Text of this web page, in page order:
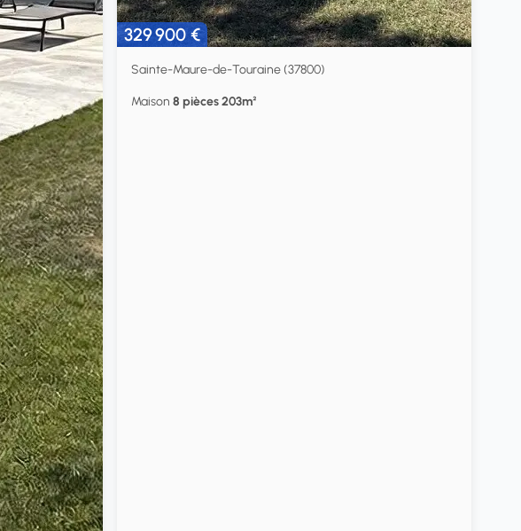
329 900 €
Sainte-Maure-de-Touraine (37800)
Maison 8 pièces 203m²